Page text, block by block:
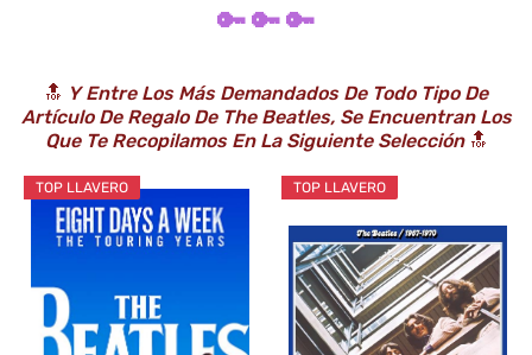
🔑 🔑 🔑
🔝 Y Entre Los Más Demandados De Todo Tipo De
Artículo De Regalo De The Beatles, Se Encuentran Los
Que Te Recopilamos En La Siguiente Selección🔝
TOP LLAVERO TOP LLAVERO